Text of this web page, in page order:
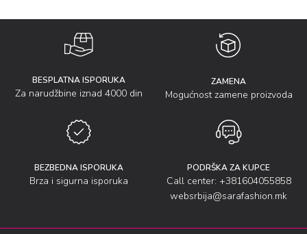
BESPLATNA ISPORUKA
Za narudžbine iznad 4000 din
ZAMENA
Mogućnost zamene proizvoda
BEZBEDNA ISPORUKA
Brza i sigurna isporuka
PODRŠKA ZA KUPCE
Call center: +381604055858
websrbija@sarafashion.mk